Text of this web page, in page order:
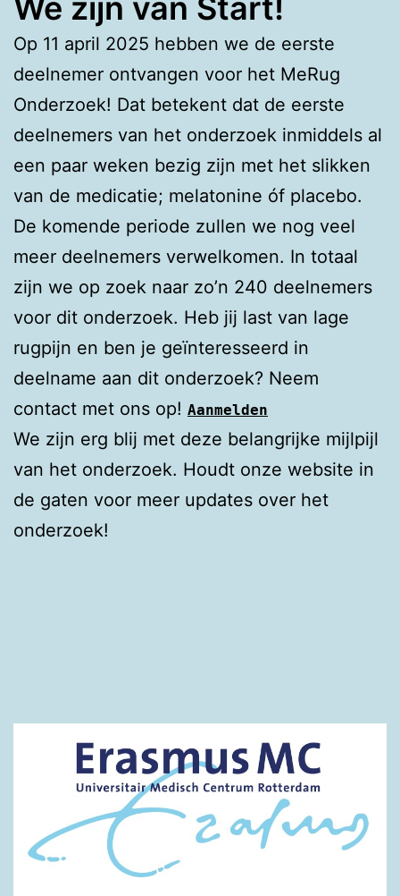
Op 11 april 2025 hebben we de eerste
deelnemer ontvangen voor het MeRug
Onderzoek! Dat betekent dat de eerste
deelnemers van het onderzoek inmiddels al
een paar weken bezig zijn met het slikken
van de medicatie; melatonine óf placebo.
De komende periode zullen we nog veel
meer deelnemers verwelkomen. In totaal
zijn we op zoek naar zo’n 240 deelnemers
voor dit onderzoek. Heb jij last van lage
rugpijn en ben je geïnteresseerd in
deelname aan dit onderzoek? Neem
contact met ons op! Aanmelden
We zijn erg blij met deze belangrijke mijlpijl
van het onderzoek. Houdt onze website in
de gaten voor meer updates over het
onderzoek!